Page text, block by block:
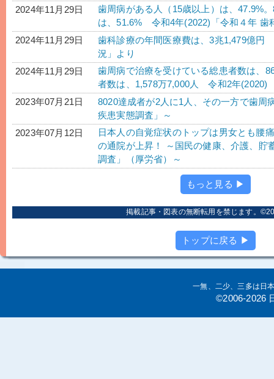
2024年11月29日
歯周病がある人（15歳以上）は、47.9%
は、51.6% 令和4年(2022)「令和４年 歯
2024年11月29日
歯科診療の年間医療費は、3兆1,479億円
況」より
2024年11月29日
歯周病で治療を受けている総患者数は、
者数は、1,578万7,000人 令和2年(2020)
2023年07月21日
8020達成者が2人に1人、その一方で歯周
疾患実態調査」～
2023年07月12日
日本人の自覚症状のトップは男女とも腰
の通院が上昇！ ～国民の健康、介護、貯
調査」（厚労省）～
もっと見る ▶
掲載記事・図表の無断転用を禁じます。
トップに戻る ▶
一無、二少、三多は日
©2006-2026